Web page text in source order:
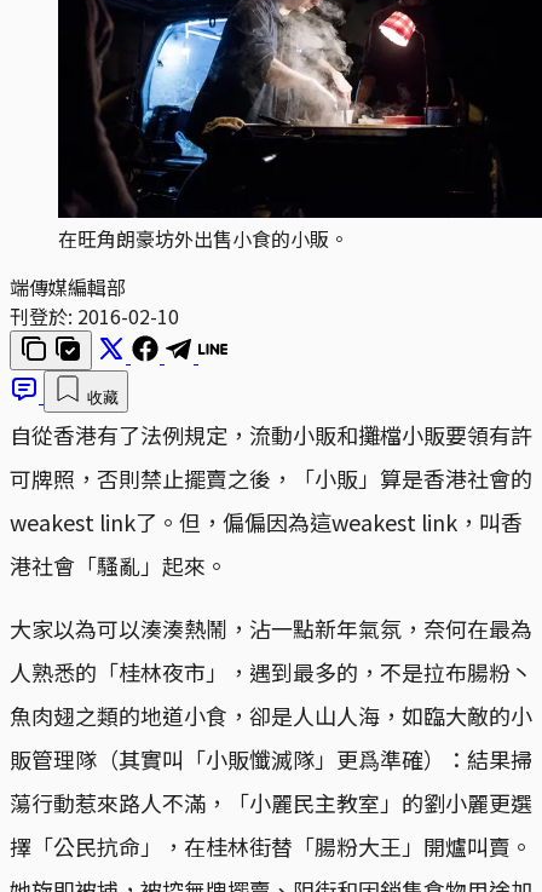
在旺角朗豪坊外出售小食的小販。
端傳媒編輯部
刊登於: 2016-02-10
收藏
自從香港有了法例規定，流動小販和攤檔小販要領有許
可牌照，否則禁止擺賣之後，「小販」算是香港社會的
weakest link了。但，偏偏因為這weakest link，叫香
港社會「騷亂」起來。
大家以為可以湊湊熱鬧，沾一點新年氣氛，奈何在最為
人熟悉的「桂林夜市」，遇到最多的，不是拉布腸粉丶
魚肉翅之類的地道小食，卻是人山人海，如臨大敵的小
販管理隊（其實叫「小販懺滅隊」更爲準確）：結果掃
蕩行動惹來路人不滿，「小麗民主教室」的劉小麗更選
擇「公民抗命」，在桂林街替「腸粉大王」開爐叫賣。